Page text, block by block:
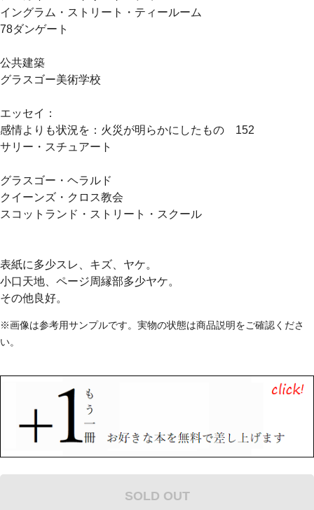
イングラム・ストリート・ティールーム
78ダンゲート
公共建築
グラスゴー美術学校
エッセイ：
感情よりも状況を：火災が明らかにしたもの 152
サリー・スチュアート
グラスゴー・ヘラルド
クイーンズ・クロス教会
スコットランド・ストリート・スクール
表紙に多少スレ、キズ、ヤケ。
小口天地、ページ周縁部多少ヤケ。
その他良好。
※画像は参考用サンプルです。実物の状態は商品説明をご確認くださ
い。
SOLD OUT